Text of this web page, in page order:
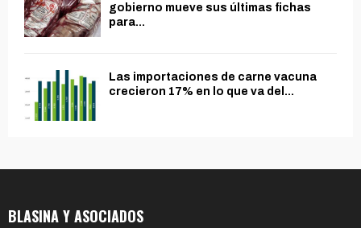
gobierno mueve sus últimas fichas
para...
Las importaciones de carne vacuna
crecieron 17% en lo que va del...
BLASINA Y ASOCIADOS